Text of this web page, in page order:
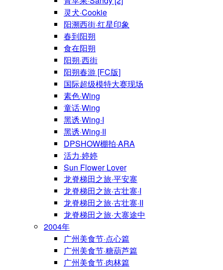
灵犬·Cookie
阳溯西街·红星印象
春到阳朔
食在阳朔
阳朔·西街
阳朔春游 [FC版]
国际超级模特大赛现场
素色·Wing
童话·Wing
黑诱·Wing·I
黑诱·Wing·II
DPSHOW棚拍·ARA
活力·婷婷
Sun Flower Lover
龙脊梯田之旅·平安寨
龙脊梯田之旅·古壮寨·I
龙脊梯田之旅·古壮寨·II
龙脊梯田之旅·大寨途中
2004年
广州美食节·点心篇
广州美食节·糖葫芦篇
广州美食节·肉林篇